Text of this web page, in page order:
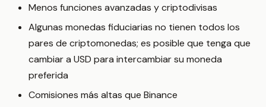
Menos funciones avanzadas y criptodivisas
Algunas monedas fiduciarias no tienen todos los
pares de criptomonedas; es posible que tenga que
cambiar a USD para intercambiar su moneda
preferida
Comisiones más altas que Binance